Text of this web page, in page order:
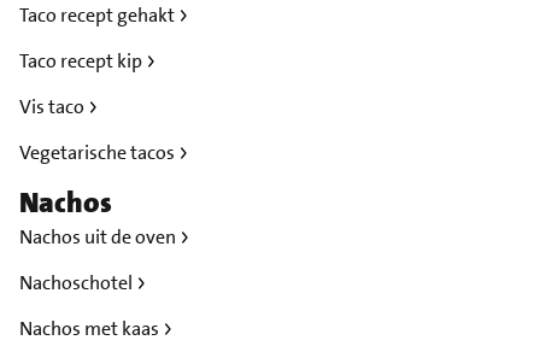
Taco recept gehakt
Taco recept kip
Vis taco
Vegetarische tacos
Nachos
Nachos uit de oven
Nachoschotel
Nachos met kaas